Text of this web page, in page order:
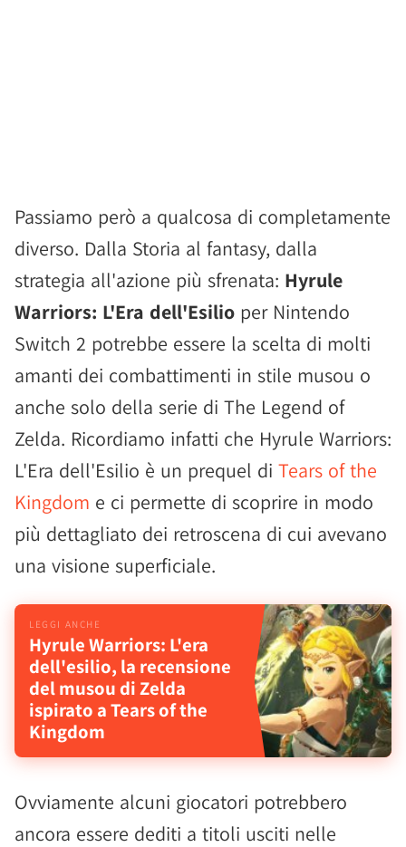
Passiamo però a qualcosa di completamente
diverso. Dalla Storia al fantasy, dalla
strategia all'azione più sfrenata: Hyrule
Warriors: L'Era dell'Esilio per Nintendo
Switch 2 potrebbe essere la scelta di molti
amanti dei combattimenti in stile musou o
anche solo della serie di The Legend of
Zelda. Ricordiamo infatti che Hyrule Warriors:
L'Era dell'Esilio è un prequel di Tears of the
Kingdom e ci permette di scoprire in modo
più dettagliato dei retroscena di cui avevano
una visione superficiale.
Hyrule Warriors: L'era
dell'esilio, la recensione
del musou di Zelda
ispirato a Tears of the
Kingdom
Ovviamente alcuni giocatori potrebbero
ancora essere dediti a titoli usciti nelle